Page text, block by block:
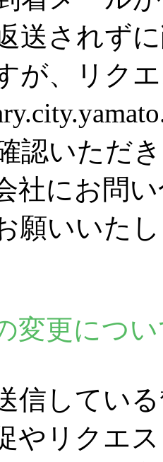
送されず
が、リク
認いただ
社にお問
願いいた
変更につ
信してい
やリクエ